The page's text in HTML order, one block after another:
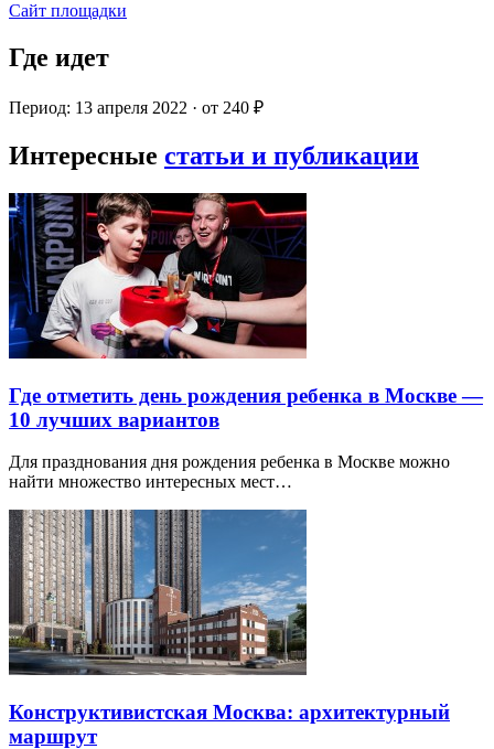
Сайт площадки
Где идет
Период: 13 апреля 2022 · от 240 ₽
Интересные статьи и публикации
Где отметить день рождения ребенка в Москве —
10 лучших вариантов
Для празднования дня рождения ребенка в Москве можно
найти множество интересных мест…
Конструктивистская Москва: архитектурный
маршрут